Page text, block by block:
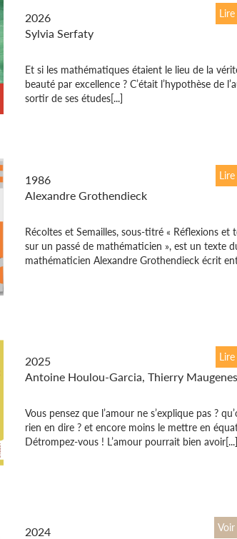
2026
Sylvia Serfaty
Et si les mathématiques étaient le lieu de la
beauté par excellence ? C’était l’hypothèse de
sortir de ses études[...]
Lire
1986
Alexandre Grothendieck
Récoltes et Semailles, sous-titré « Réflexions et
sur un passé de mathématicien », est un texte
mathématicien Alexandre Grothendieck écrit
Lire
2025
Antoine Houlou-Garcia, Thierry
Vous pensez que l’amour ne s’explique pas ?
rien en dire ? et encore moins le mettre en
Détrompez-vous ! L’amour pourrait bien avoir[...]
Lire
2024
Voir